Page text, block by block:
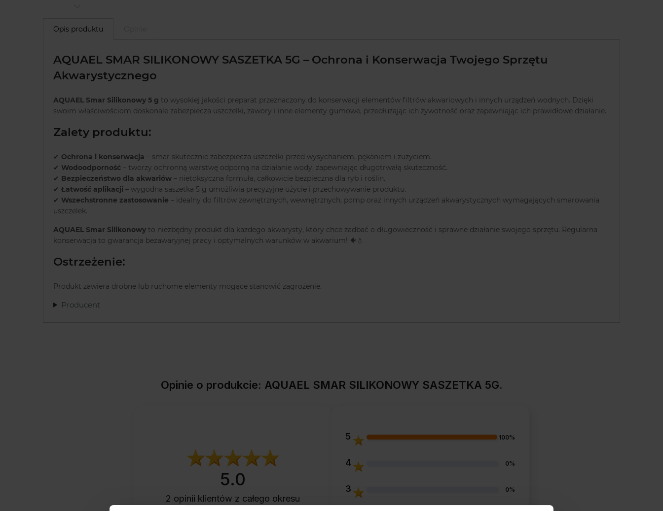
Opis produktu
AQUAEL SMAR SILIKONOWY SASZETKA 5G – Ochrona i Konserwacja Twojego Sprzętu
Akwarystycznego
AQUAEL Smar Silikonowy 5 g to wysokiej jakości preparat przeznaczony do konserwacji elementów filtrów akwariowych i innych urządzeń wodnych. Dzięki
swoim właściwościom doskonale zabezpiecza uszczelki, zawory i inne elementy gumowe, przedłużając ich żywotność oraz zapewniając ich prawidłowe działanie.
Zalety produktu:
✔ Ochrona i konserwacja – smar skutecznie zabezpiecza uszczelki przed wysychaniem, pękaniem i zużyciem.
✔ Wodoodporność – tworzy ochronną warstwę odporną na działanie wody, zapewniając długotrwałą skuteczność.
✔ Bezpieczeństwo dla akwariów – nietoksyczna formuła, całkowicie bezpieczna dla ryb i roślin.
✔ Łatwość aplikacji – wygodna saszetka 5 g umożliwia precyzyjne użycie i przechowywanie produktu.
✔ Wszechstronne zastosowanie – idealny do filtrów zewnętrznych, wewnętrznych, pomp oraz innych urządzeń akwarystycznych wymagających smarowania
uszczelek.
AQUAEL Smar Silikonowy to niezbędny produkt dla każdego akwarysty, który chce zadbać o długowieczność i sprawne działanie swojego sprzętu. Regularna
konserwacja to gwarancja bezawaryjnej pracy i optymalnych warunków w akwarium! 🐠💧
Ostrzeżenie:
Produkt zawiera drobne lub ruchome elementy mogące stanowić zagrożenie.
Producent
Opinie o produkcie: AQUAEL SMAR SILIKONOWY SASZETKA 5G.
5.0
2 opinii klientów z całego okresu
5 100%
4 0%
3 0%